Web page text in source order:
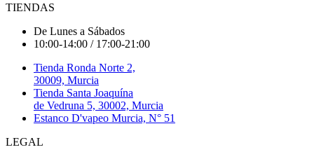
TIENDAS
De Lunes a Sábados
10:00-14:00 / 17:00-21:00
Tienda Ronda Norte 2,
30009, Murcia
Tienda Santa Joaquína
de Vedruna 5, 30002, Murcia
Estanco D'vapeo Murcia, N° 51
LEGAL